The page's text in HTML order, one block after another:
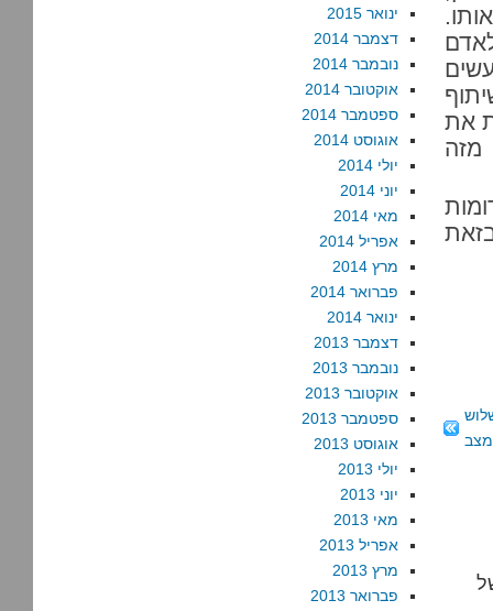
את
מזה
ינואר 2015
דצמבר 2014
נובמבר 2014
אוקטובר 2014
ספטמבר 2014
אוגוסט 2014
יולי 2014
יוני 2014
מאי 2014
אפריל 2014
מרץ 2014
פברואר 2014
ינואר 2014
דצמבר 2013
נובמבר 2013
אוקטובר 2013
ספטמבר 2013
אוגוסט 2013
יולי 2013
יוני 2013
מאי 2013
אפריל 2013
מרץ 2013
פברואר 2013